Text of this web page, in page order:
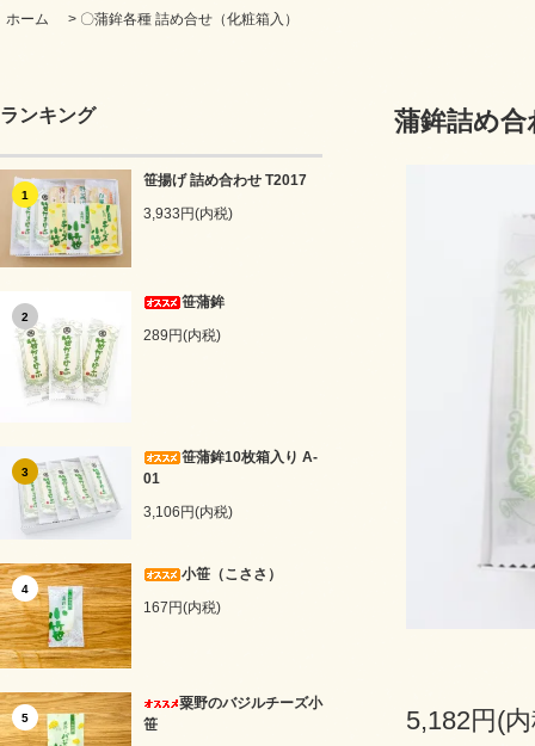
ホーム > 〇蒲鉾各種 詰め合せ（化粧箱入）
ランキング
1
笹揚げ 詰め合わせ T2017
3,933円(内税)
2
笹蒲鉾
289円(内税)
3
笹蒲鉾10枚箱入り A-
01
3,106円(内税)
4
小笹（こささ）
167円(内税)
5
粟野のバジルチーズ小
笹
蒲鉾詰め
5,182円(